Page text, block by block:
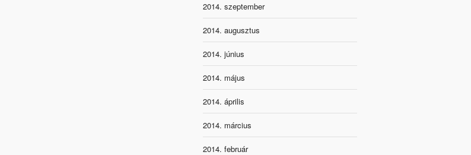
2014. szeptember
2014. augusztus
2014. június
2014. május
2014. április
2014. március
2014. február